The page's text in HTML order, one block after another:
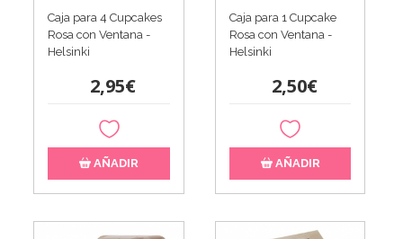
Caja para 4 Cupcakes
Rosa con Ventana -
Helsinki
2,95€
AÑADIR
Caja para 1 Cupcake
Rosa con Ventana -
Helsinki
2,50€
AÑADIR